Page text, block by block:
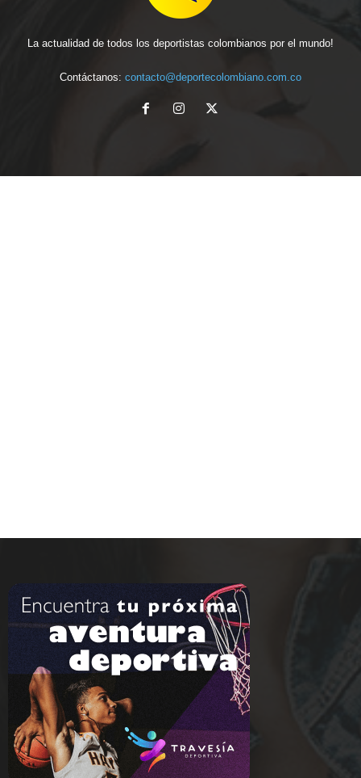
La actualidad de todos los deportistas colombianos por el mundo!
Contáctanos: contacto@deportecolombiano.com.co